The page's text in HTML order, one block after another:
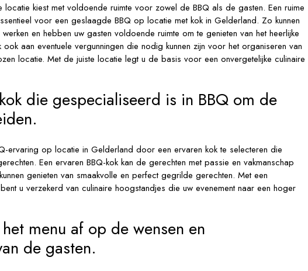
kiest met voldoende ruimte voor zowel de BBQ als de gasten. Een ruime
voor een geslaagde BBQ op locatie met kok in Gelderland. Zo kunnen
en hebben uw gasten voldoende ruimte om te genieten van het heerlijke
aan eventuele vergunningen die nodig kunnen zijn voor het organiseren van
locatie. Met de juiste locatie legt u de basis voor een onvergetelijke culinaire
die gespecialiseerd is in BBQ om de
ervaring op locatie in Gelderland door een ervaren kok te selecteren die
Een ervaren BBQ-kok kan de gerechten met passie en vakmanschap
genieten van smaakvolle en perfect gegrilde gerechten. Met een
u verzekerd van culinaire hoogstandjes die uw evenement naar een hoger
menu af op de wensen en
de gasten.